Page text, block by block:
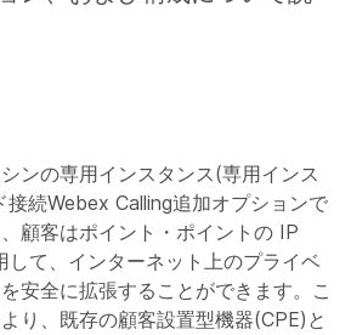
ンの専用インスタンス(専用インス
接続Webex Calling追加オプションで
顧客はポイント・ポイントの IP
て、インターネット上のプライベ
安全に拡張することができます。こ
り、既存の顧客設置型機器(CPE)と